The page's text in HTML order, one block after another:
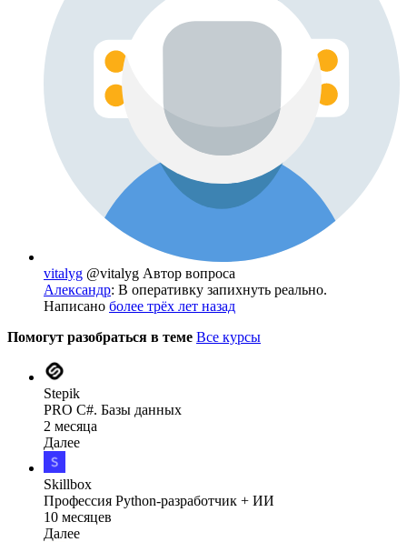
vitalyg @vitalyg Автор вопроса
Александр: В оперативку запихнуть реально.
Написано более трёх лет назад
Помогут разобраться в теме Все курсы
Stepik
PRO C#. Базы данных
2 месяца
Далее
Skillbox
Профессия Python-разработчик + ИИ
10 месяцев
Далее